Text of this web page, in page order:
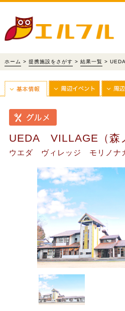
ホーム > 提携施設をさがす > 結果一覧 >
UEDA VILLAGE（森
ウエダ ヴィレッジ モリノナ